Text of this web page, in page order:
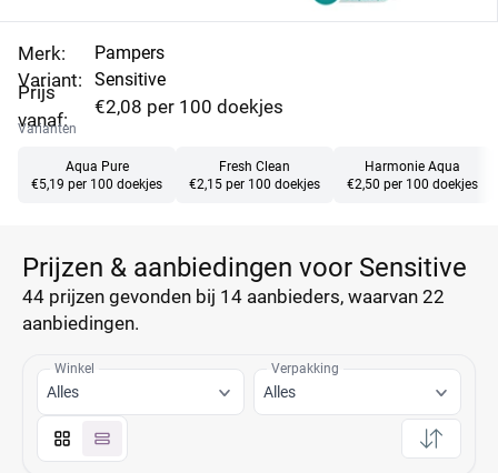
Merk:
Variant:
Prijs
vanaf:
Pampers
Sensitive
€2,08 per 100 doekjes
Varianten
Aqua Pure
€5,19 per 100 doekjes
Fresh Clean
€2,15 per 100 doekjes
Harmonie Aqua
€2,50 per 100 doekjes
Prijzen & aanbiedingen voor Sensitive
44 prijzen gevonden bij 14 aanbieders, waarvan 22
aanbiedingen.
Winkel
Alles
Verpakking
Alles